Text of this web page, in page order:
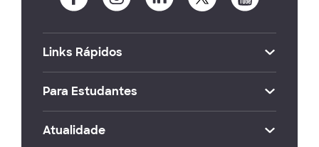
Links Rápidos
Para Estudantes
Atualidade